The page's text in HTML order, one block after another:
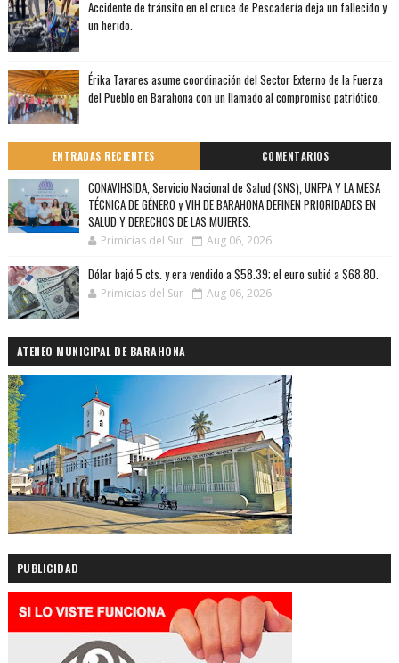
Accidente de tránsito en el cruce de Pescadería deja un fallecido y
un herido.
Érika Tavares asume coordinación del Sector Externo de la Fuerza
del Pueblo en Barahona con un llamado al compromiso patriótico.
ENTRADAS RECIENTES COMENTARIOS
CONAVIHSIDA, Servicio Nacional de Salud (SNS), UNFPA Y LA MESA
TÉCNICA DE GÉNERO y VIH DE BARAHONA DEFINEN PRIORIDADES EN
SALUD Y DERECHOS DE LAS MUJERES.
Primicias del Sur Aug 06, 2026
Dólar bajó 5 cts. y era vendido a $58.39; el euro subió a $68.80.
Primicias del Sur Aug 06, 2026
ATENEO MUNICIPAL DE BARAHONA
PUBLICIDAD